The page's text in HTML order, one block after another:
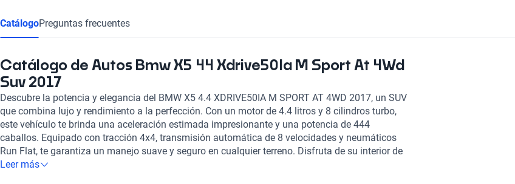
CatálogoPreguntas frecuentes
Catálogo de Autos Bmw X5 44 Xdrive50Ia M Sport At 4Wd
Suv 2017
Descubre la potencia y elegancia del BMW X5 4.4 XDRIVE50IA M SPORT AT 4WD 2017, un SUV
que combina lujo y rendimiento a la perfección. Con un motor de 4.4 litros y 8 cilindros turbo,
este vehículo te brinda una aceleración estimada impresionante y una potencia de 444
caballos. Equipado con tracción 4x4, transmisión automática de 8 velocidades y neumáticos
Run Flat, te garantiza un manejo suave y seguro en cualquier terreno. Disfruta de su interior de
cuero, sistema de audio de alta calidad, pantalla a color, GPS y control de crucero para una
Leer más